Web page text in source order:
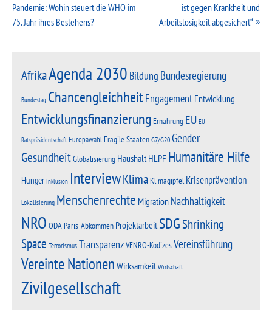
Pandemie: Wohin steuert die WHO im
75. Jahr ihres Bestehens?
ist gegen Krankheit und
Arbeitslosigkeit abgesichert“
AfrikaAgenda 2030 Bildung Bundesregierung
Bundestag ChancengleichheitEngagement Entwicklung
Entwicklungsfinanzierung Ernährung EU EU-
Ratspräsidentschaft EuropawahlFragile StaatenG7/G20Gender
GesundheitGlobalisierung HaushaltHLPF Humanitäre Hilfe
Hunger Inklusion InterviewKlimaKlimagipfel Krisenprävention
Lokalisierung Menschenrechte Migration Nachhaltigkeit
NRO ODAParis-Abkommen ProjektarbeitSDGShrinking
Space TerrorismusTransparenzVENRO-KodizesVereinsführung
Vereinte Nationen Wirksamkeit Wirtschaft
Zivilgesellschaft